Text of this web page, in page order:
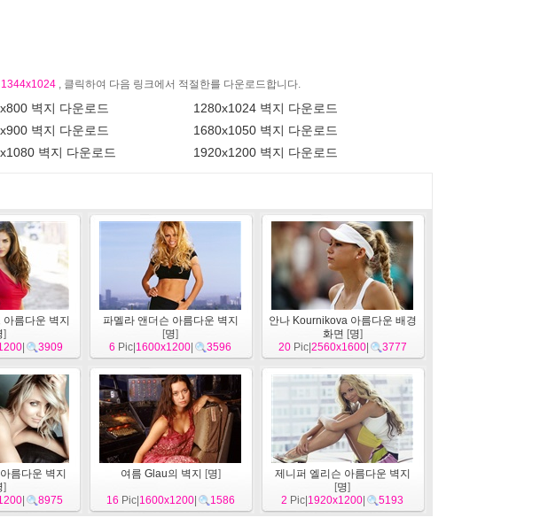
1344x1024 , 클릭하여 다음 링크에서 적절한를 다운로드합니다.
벽지 다운로드
1280x1024 벽지 다운로드
벽지 다운로드
1680x1050 벽지 다운로드
벽지 다운로드 1920x1200 벽지 다운로드
름다운 벽지
]
| 3909
파멜라 앤더슨 아름다운 벽지
[명]
6 Pic| 1600x1200 3596
안나 Kournikova 아름다운 배경
화면 [명]
20Pic| 2560x1600| 3777
름다운 벽지
]
| 8975
여름 Glau의 벽지 [명]
16 Pic| 1600x1200| 1586
제니퍼 엘리슨 아름다운 벽지
[명]
2 Pic| 1920x1200 5193